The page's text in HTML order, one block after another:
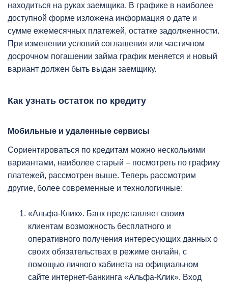
находиться на руках заемщика. В графике в наиболее
доступной форме изложена информация о дате и
сумме ежемесячных платежей, остатке задолженности.
При изменении условий соглашения или частичном
досрочном погашении займа график меняется и новый
вариант должен быть выдан заемщику.
Как узнать остаток по кредиту
Мобильные и удаленные сервисы
Сориентироваться по кредитам можно несколькими
вариантами, наиболее старый – посмотреть по графику
платежей, рассмотрен выше. Теперь рассмотрим
другие, более современные и технологичные:
«Альфа-Клик». Банк представляет своим
клиентам возможность бесплатного и
оперативного получения интересующих данных о
своих обязательствах в режиме онлайн, с
помощью личного кабинета на официальном
сайте интернет-банкинга «Альфа-Клик». Вход